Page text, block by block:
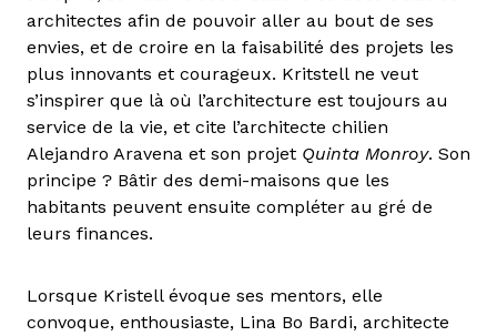
architectes afin de pouvoir aller au bout de ses
envies, et de croire en la faisabilité des projets les
plus innovants et courageux. Kritstell ne veut
s’inspirer que là où l’architecture est toujours au
service de la vie, et cite l’architecte chilien
Alejandro Aravena et son projet Quinta Monroy. Son
principe ? Bâtir des demi-maisons que les
habitants peuvent ensuite compléter au gré de
leurs finances.
Lorsque Kristell évoque ses mentors, elle
convoque, enthousiaste, Lina Bo Bardi, architecte